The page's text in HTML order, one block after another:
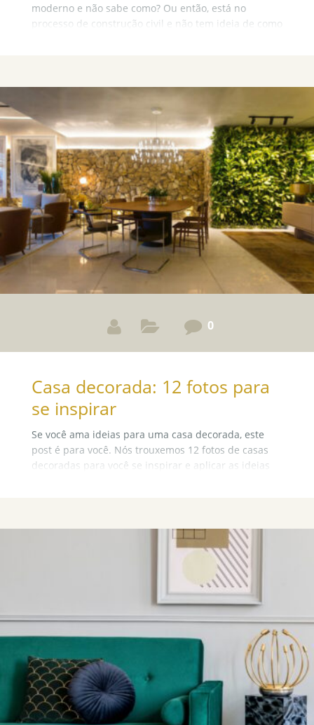
moderno e não sabe como? Ou então, está no
processo de construção civil e não tem ideia de como
não é uma tarefa fácil, separamos 21 imagens de
banheiros para você se inspirar!
0
Casa decorada: 12 fotos para
se inspirar
Se você ama ideias para uma casa decorada, este
post é para você. Nós trouxemos 12 fotos de casas
decoradas para você se inspirar e aplicar as ideias